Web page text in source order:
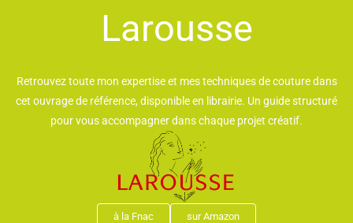
Larousse
Retrouvez toute mon expertise et mes techniques de couture dans
cet ouvrage de référence, disponible en librairie. Un guide structuré
pour vous accompagner dans chaque projet créatif.
à la Fnac sur Amazon